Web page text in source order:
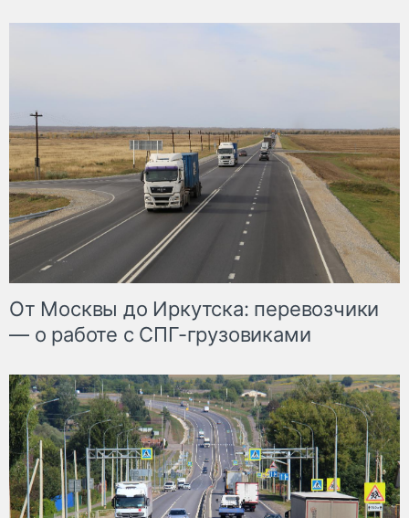
От Москвы до Иркутска: перевозчики
— о работе с СПГ-грузовиками